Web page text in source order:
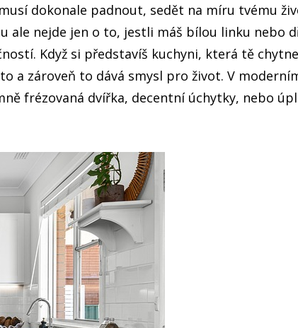
dokonale padnout, sedět na míru tvému
ale nejde jen o to, jestli máš bílou linku nebo
Když si představíš kuchyni, která tě
a zároveň to dává smysl pro život. V
frézovaná dvířka, decentní úchytky, nebo